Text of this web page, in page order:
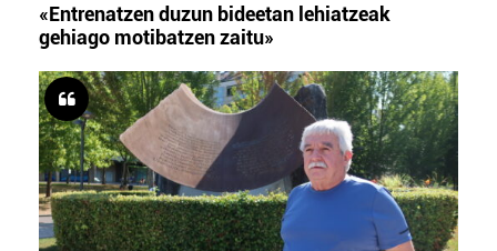
pertsonalizatuak eskaintzeko, iragarkiak eta edukia
neurtzeko, jendeari buruzko informazioa biltzeko eta
produktuak garatzeko. Zure datuak nork eta zertarako
erabiltzen dituen hauta dezakezu.
Bazkide batzuek ez dizute baimenik eskatzen, eta beren
interes komertzial legitimoetan babesten dira. Ikusi gure
bazkideen zerrenda, beren ustez zein helburutarako
duten interes legitimoa eta horren aurka nola egin
«Entrenatzen duzun bideetan lehiatzeak
gehiago motibatzen zaitu»